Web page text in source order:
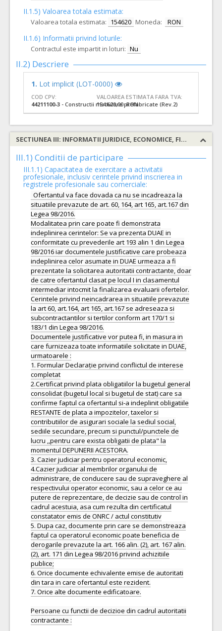
II.1.5) Valoarea totala estimata:
Valoarea totala estimata: 154620 Moneda: RON
II.1.6) Informatii privind loturile:
Contractul este impartit in loturi: Nu
II.2) Descriere
1. Lot implicit (LOT-0000)
COD CPV:
44211100-3 - Constructii modulare prefabricate (Rev.2)
VALOAREA ESTIMATA FARA TVA:
154.620,00 RON
SECTIUNEA III: INFORMATII JURIDICE, ECONOMICE, FINANCIARE SI TEHNICE
III.1) Conditii de participare
III.1.1) Capacitatea de exercitare a activitatii
profesionale, inclusiv cerintele privind inscrierea in
registrele profesionale sau comerciale:
Ofertantul va face dovada ca nu se incadreaza la
situatiile prevazute de art. 60, 164, art 165, art.167 din
Legea 98/2016.
Modalitatea prin care poate fi demonstrata
indeplinirea cerintelor: Se va prezenta DUAE in
conformitate cu prevederile art 193 alin 1 din Legea
98/2016 iar documentele justificative care probeaza
indeplinirea celor asumate in DUAE urmeaza a fi
prezentate la solicitarea autoritatii contractante, doar
de catre ofertantul clasat pe locul I in clasamentul
intermediar intocmit la finalizarea evaluarii ofertelor.
Cerintele privind neincadrarea in situatiile prevazute
la art 60, art.164, art 165, art.167 se adreseaza si
subcontractantilor si tertilor conform art 170/1 si
183/1 din Legea 98/2016.
Documentele justificative vor putea fi, in masura in
care furnizeaza toate informatiile solicitate in DUAE,
urmatoarele :
1. Formular Declarație privind conflictul de interese
completat
2.Certificat privind plata obligatiilor la bugetul general
consolidat (bugetul local si bugetul de stat) care sa
confirme faptul ca ofertantul si-a indeplinit obligatiile
RESTANTE de plata a impozitelor, taxelor si
contributiilor de asigurari sociale la sediul social,
sediile secundare, precum si punctul/punctele de
lucru ,,pentru care exista obligatii de plata" la
momentul DEPUNERII ACESTORA.
3. Cazier judiciar pentru operatorul economic,
4.Cazier judiciar al membrilor organului de
administrare, de conducere sau de supraveghere al
respectivului operator economic, sau a celor ce au
putere de reprezentare, de decizie sau de control in
cadrul acestuia, asa cum rezulta din certificatul
constatator emis de ONRC / actul constitutiv
5. Dupa caz, documente prin care se demonstreaza
faptul ca operatorul economic poate beneficia de
derogarile prevazute la art. 166 alin. (2), art. 167 alin.
(2), art. 171 din Legea 98/2016 privind achizitiile
publice;
6. Orice documente echivalente emise de autoritati
din tara in care ofertantul este rezident.
7. Orice alte documente edificatoare.
Persoane cu functii de decizioe din cadrul autoritatii
contractante :